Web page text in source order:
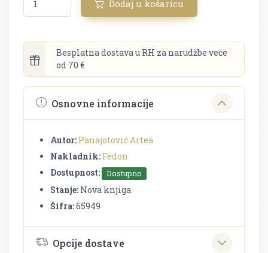
Dodaj u košaricu
Besplatna dostava u RH za narudžbe veće
od 70 €
Osnovne informacije
Autor: Panajotović Artea
Nakladnik: Fedon
Dostupnost:
Dostupno
Stanje: Nova knjiga
Šifra:65949
Opcije dostave